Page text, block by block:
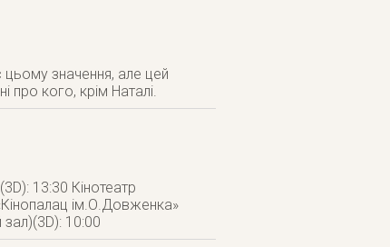
значення, але цей
про кого, крім Наталі.
13:30 Кінотеатр
ім.О.Довженка»
10:00